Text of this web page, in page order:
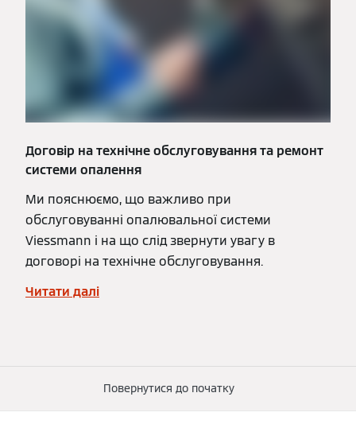
Договір на технічне обслуговування та ремонт
системи опалення
Ми пояснюємо, що важливо при
обслуговуванні опалювальної системи
Viessmann і на що слід звернути увагу в
договорі на технічне обслуговування.
Читати далі
Повернутися до початку